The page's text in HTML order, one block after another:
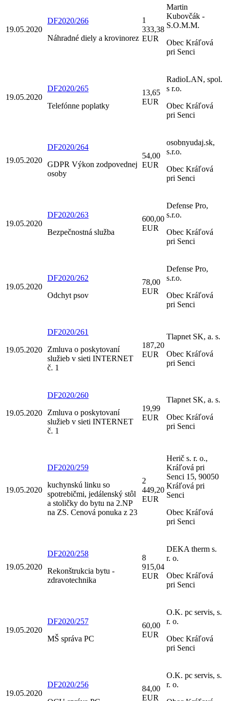
19.05.2020
DF2020/266
Náhradné diely a krovinorez
1
333,38
EUR
Martin
Kubovčák -
S.O.M.M.
Obec Kráľová
pri Senci
19.05.2020
DF2020/265
Telefónne poplatky
13,65
EUR
RadioLAN, spol.
s r.o.
Obec Kráľová
pri Senci
19.05.2020
DF2020/264
GDPR Výkon zodpovednej
osoby
54,00
EUR
osobnyudaj.sk,
s.r.o.
Obec Kráľová
pri Senci
19.05.2020
DF2020/263
Bezpečnostná služba
600,00
EUR
Defense Pro,
s.r.o.
Obec Kráľová
pri Senci
19.05.2020
DF2020/262
Odchyt psov
78,00
EUR
Defense Pro,
s.r.o.
Obec Kráľová
pri Senci
19.05.2020
DF2020/261
Zmluva o poskytovaní
služieb v sieti INTERNET
č. 1
187,20
EUR
Tlapnet SK, a. s.
Obec Kráľová
pri Senci
19.05.2020
DF2020/260
Zmluva o poskytovaní
služieb v sieti INTERNET
č. 1
19,99
EUR
Tlapnet SK, a. s.
Obec Kráľová
pri Senci
19.05.2020
DF2020/259
kuchynskú linku so
spotrebičmi, jedálenský stôl
a stoličky do bytu na 2.NP
na ZS. Cenová ponuka z 23
2
449,20
EUR
Herič s. r. o.,
Kráľová pri
Senci 15, 90050
Kráľová pri
Senci
Obec Kráľová
pri Senci
19.05.2020
DF2020/258
Rekonštrukcia bytu -
zdravotechnika
8
915,04
EUR
DEKA therm s.
r. o.
Obec Kráľová
pri Senci
19.05.2020
DF2020/257
MŠ správa PC
60,00
EUR
O.K. pc servis, s.
r. o.
Obec Kráľová
pri Senci
19.05.2020
DF2020/256
84,00
EUR
O.K. pc servis, s.
r. o.